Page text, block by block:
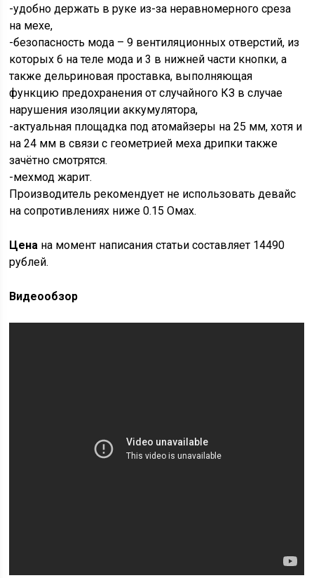
-удобно держать в руке из-за неравномерного среза
на мехе,
-безопасность мода – 9 вентиляционных отверстий, из
которых 6 на теле мода и 3 в нижней части кнопки, а
также дельриновая проставка, выполняющая
функцию предохранения от случайного КЗ в случае
нарушения изоляции аккумулятора,
-актуальная площадка под атомайзеры на 25 мм, хотя и
на 24 мм в связи с геометрией меха дрипки также
зачётно смотрятся.
-мехмод жарит.
Производитель рекомендует не использовать девайс
на сопротивлениях ниже 0.15 Омах.
Цена на момент написания статьи составляет 14490
рублей.
Видеообзор